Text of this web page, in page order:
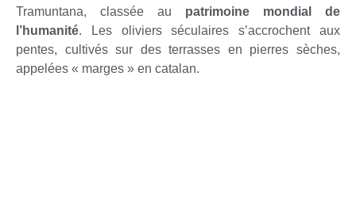
Tramuntana, classée au patrimoine mondial de
l’humanité. Les oliviers séculaires s’accrochent aux
pentes, cultivés sur des terrasses en pierres sèches,
appelées « marges » en catalan.